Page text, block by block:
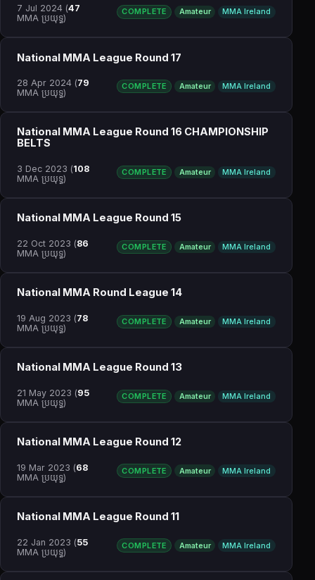
7 Jul 2024 (47
MMA ប្រយុទ្ធ)
COMPLETE Amateur MMA Ireland
28 Apr 2024 (79
MMA ប្រយុទ្ធ)
National MMA League Round 17
COMPLETE Amateur MMA Ireland
3 Dec 2023 (108
MMA ប្រយុទ្ធ)
National MMA League Round 16 CHAMPIONSHIP
BELTS
COMPLETE Amateur MMA Ireland
22 Oct 2023 (86
MMA ប្រយុទ្ធ)
National MMA League Round 15
COMPLETE Amateur MMA Ireland
19 Aug 2023 (78
MMA ប្រយុទ្ធ)
National MMA Round League 14
COMPLETE Amateur MMA Ireland
21 May 2023 (95
MMA ប្រយុទ្ធ)
National MMA League Round 13
COMPLETE Amateur MMA Ireland
19 Mar 2023 (68
MMA ប្រយុទ្ធ)
National MMA League Round 12
COMPLETE Amateur MMA Ireland
22 Jan 2023 (55
MMA ប្រយុទ្ធ)
National MMA League Round 11
COMPLETE Amateur MMA Ireland